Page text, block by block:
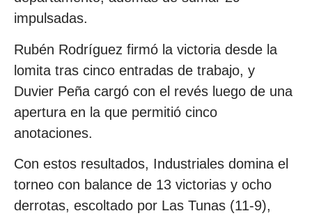
impulsadas.
Rubén Rodríguez firmó la victoria desde la
lomita tras cinco entradas de trabajo, y
Duvier Peña cargó con el revés luego de una
apertura en la que permitió cinco
anotaciones.
Con estos resultados, Industriales domina el
torneo con balance de 13 victorias y ocho
derrotas, escoltado por Las Tunas (11-9),